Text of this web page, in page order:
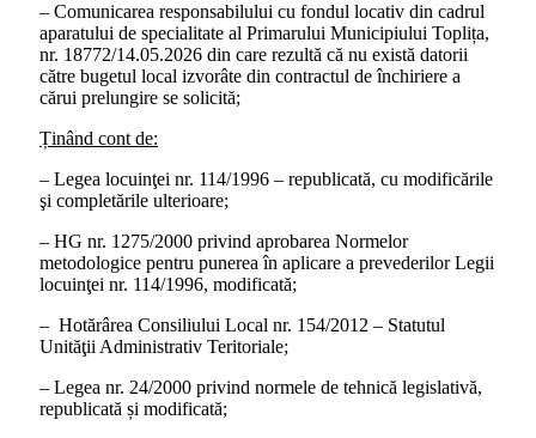
– Comunicarea responsabilului cu fondul locativ din cadrul
aparatului de specialitate al Primarului Municipiului Toplița,
nr. 18772/14.05.2026 din care rezultă că nu există datorii
către bugetul local izvorâte din contractul de închiriere a
cărui prelungire se solicită;
Ținând cont de:
– Legea locuinţei nr. 114/1996 – republicată, cu modificările
şi completările ulterioare;
– HG nr. 1275/2000 privind aprobarea Normelor
metodologice pentru punerea în aplicare a prevederilor Legii
locuinţei nr. 114/1996, modificată;
– Hotărârea Consiliului Local nr. 154/2012 – Statutul
Unităţii Administrativ Teritoriale;
– Legea nr. 24/2000 privind normele de tehnică legislativă,
republicată și modificată;